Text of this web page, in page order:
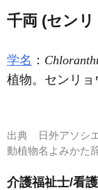
千両 (セン
学名 ：
植物。センリ
出典
日外アソシ
動植物名よみか
介護福祉士/看